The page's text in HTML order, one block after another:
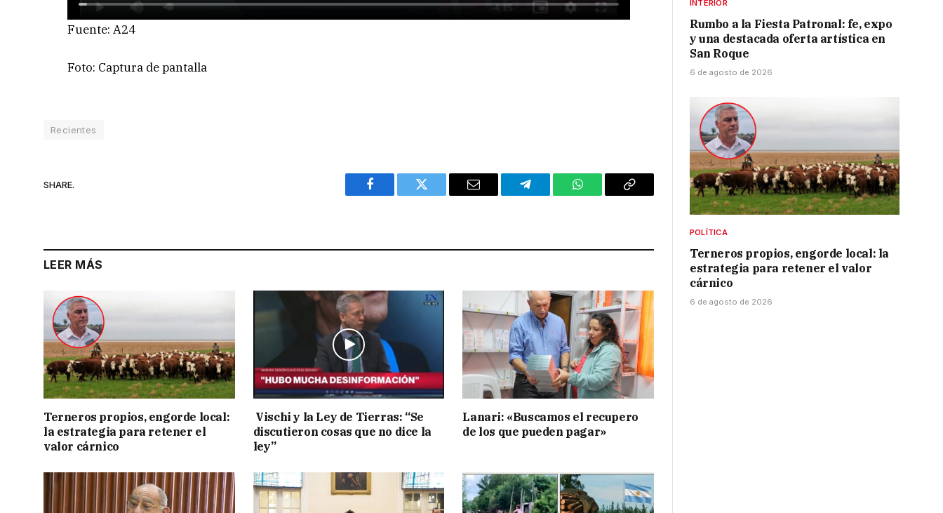
Fuente: A24
Foto: Captura de pantalla
Recientes
SHARE.
Facebook Twitter Email Telegram WhatsAppCopy
LEER MÁS
Terneros propios, engorde local:
la estrategia para retener el
valor cárnico
Vischi y la Ley de Tierras: “Se
discutieron cosas que no dice la
ley”
Lanari: «Buscamos el recupero
de los que pueden pagar»
INTERIOR
Rumbo a la Fiesta Patronal: fe, expo
y una destacada oferta artística en
San Roque
6 de agosto de 2026
POLÍTICA
Terneros propios, engorde local: la
estrategia para retener el valor
cárnico
6 de agosto de 2026